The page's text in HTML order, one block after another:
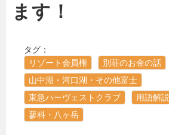
ます！
タグ：
リゾート会員権
別荘のお金の話
山中湖・河口湖・その他富士
東急ハーヴェストクラブ
用語解説
蓼科・八ヶ岳